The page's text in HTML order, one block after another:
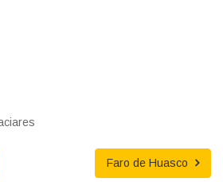
Faro de Huasco